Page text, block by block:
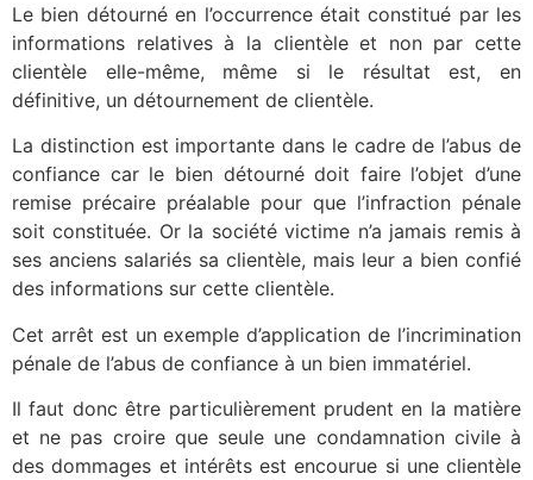
Le bien détourné en l’occurrence était constitué par les
informations relatives à la clientèle et non par cette
clientèle elle-même, même si le résultat est, en
définitive, un détournement de clientèle.
La distinction est importante dans le cadre de l’abus de
confiance car le bien détourné doit faire l’objet d’une
remise précaire préalable pour que l’infraction pénale
soit constituée. Or la société victime n’a jamais remis à
ses anciens salariés sa clientèle, mais leur a bien confié
des informations sur cette clientèle.
Cet arrêt est un exemple d’application de l’incrimination
pénale de l’abus de confiance à un bien immatériel.
Il faut donc être particulièrement prudent en la matière
et ne pas croire que seule une condamnation civile à
des dommages et intérêts est encourue si une clientèle